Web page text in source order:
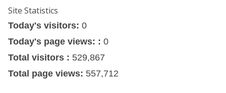
Site Statistics
Today's visitors: 0
Today's page views: : 0
Total visitors : 529,867
Total page views: 557,712